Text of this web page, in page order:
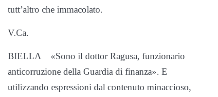
tutt’altro che immacolato.
V.Ca.
BIELLA – «Sono il dottor Ragusa, funzionario
anticorruzione della Guardia di finanza». E
utilizzando espressioni dal contenuto minaccioso,